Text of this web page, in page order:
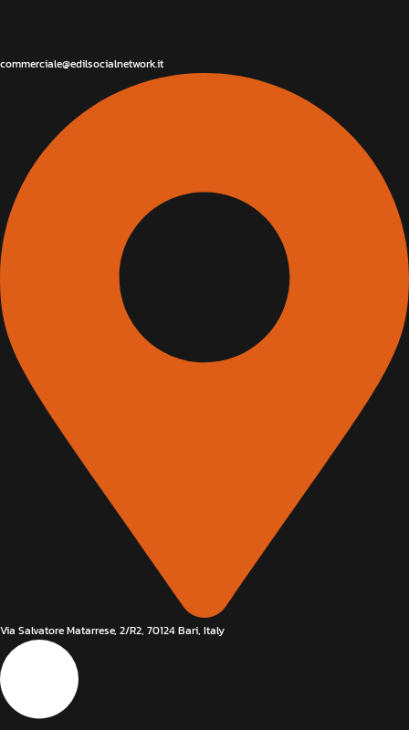
commerciale@edilsocialnetwork.it
Via Salvatore Matarrese, 2/R2, 70124 Bari, Italy